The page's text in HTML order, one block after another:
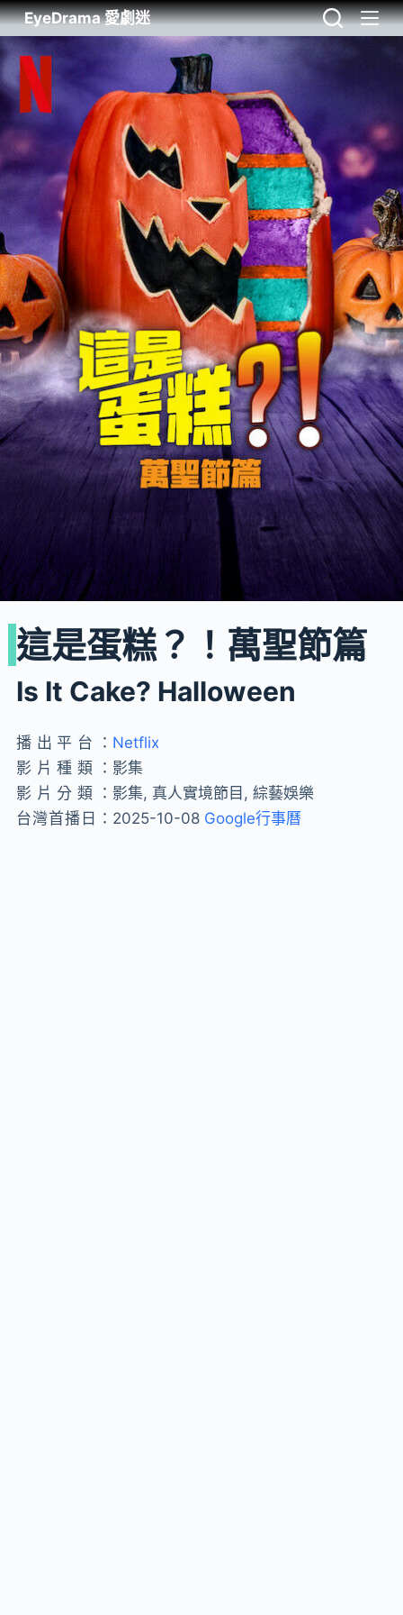
EyeDrama 愛劇迷
這是蛋糕？！萬聖節篇
Is It Cake? Halloween
播出平台： Netflix
影片種類： 影集
影片分類： 影集, 真人實境節目, 綜藝娛樂
台灣首播日： 2025-10-08 Google行事曆